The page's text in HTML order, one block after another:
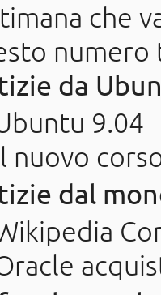
che
numero
da
9.04
nuovo
dal